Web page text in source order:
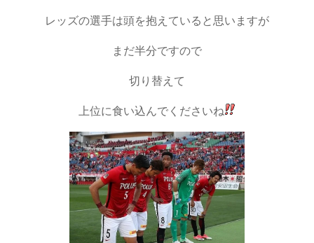
レッズの選手は頭を抱えていると思いますが
まだ半分ですので
切り替えて
上位に食い込んでくださいね